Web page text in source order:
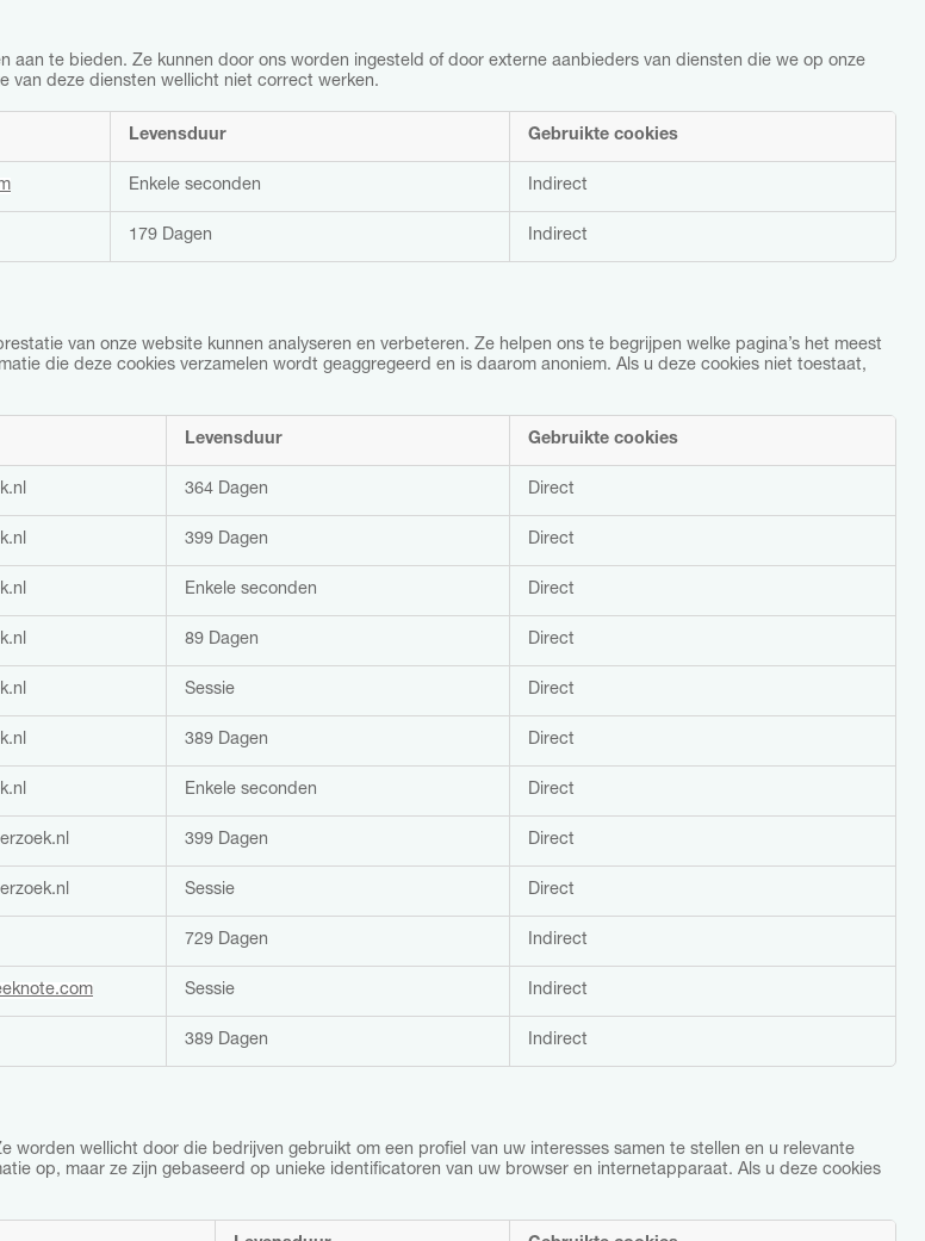
aan te bieden. Ze kunnen door ons worden ingesteld of door externe aanbieders van diensten die we op onze
van deze diensten wellicht niet correct werken.
Levensduur Gebruikte cookies
Enkele seconden Indirect
179 Dagen Indirect
van onze website kunnen analyseren en verbeteren. Ze helpen ons te begrijpen welke pagina’s het meest
die deze cookies verzamelen wordt geaggregeerd en is daarom anoniem. Als u deze cookies niet toestaat,
Levensduur Gebruikte cookies
364 Dagen Direct
399 Dagen Direct
Enkele seconden Direct
89 Dagen Direct
Sessie Direct
389 Dagen Direct
Enkele seconden Direct
399 Dagen Direct
Sessie Direct
729 Dagen Indirect
Sessie Indirect
389 Dagen Indirect
wellicht door die bedrijven gebruikt om een profiel van uw interesses samen te stellen en u relevante
op, maar ze zijn gebaseerd op unieke identificatoren van uw browser en internetapparaat. Als u deze cookies